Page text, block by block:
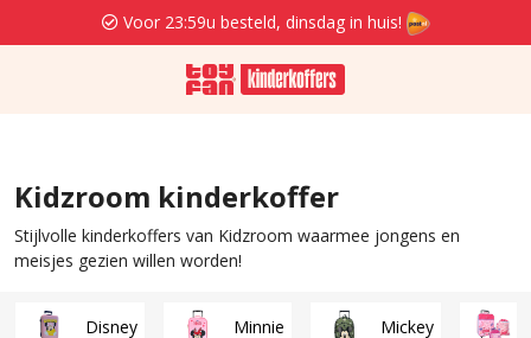
Voor 23:59u besteld, dinsdag in huis!
Kidzroom kinderkoffer
Stijlvolle kinderkoffers van Kidzroom waarmee jongens en
meisjes gezien willen worden!
Disney Minnie Mickey